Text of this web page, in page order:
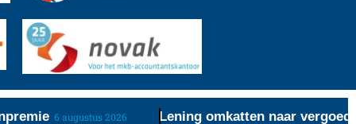
6 augustus 2026 Lening omkatten naar vergoeding